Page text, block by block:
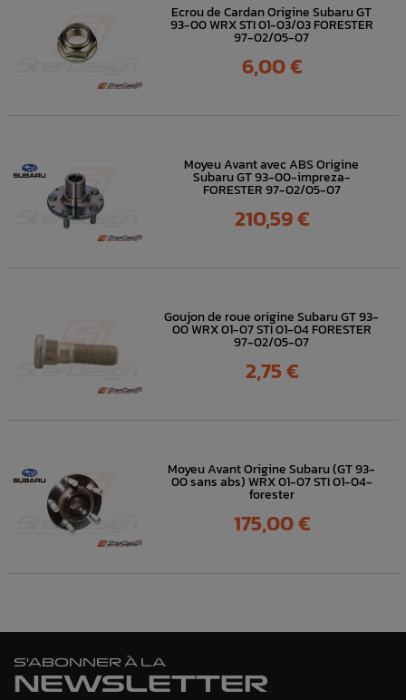
Ecrou de Cardan Origine Subaru GT
93-00 WRX STI 01-03/03 FORESTER
97-02/05-07
Prix
6,00 €
Moyeu Avant avec ABS Origine
Subaru GT 93-00-impreza-
FORESTER 97-02/05-07
Prix
210,59 €
Goujon de roue origine Subaru GT 93-
00 WRX 01-07 STI 01-04 FORESTER
97-02/05-07
Prix
2,75 €
Moyeu Avant Origine Subaru (GT 93-
00 sans abs) WRX 01-07 STI 01-04-
forester
Prix
175,00 €
S'ABONNER À LA
NEWSLETTER